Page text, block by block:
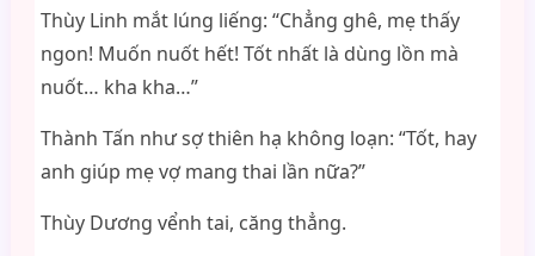
Thùy Linh mắt lúng liếng: “Chẳng ghê, mẹ thấy
ngon! Muốn nuốt hết! Tốt nhất là dùng lồn mà
nuốt… kha kha…”
Thành Tấn như sợ thiên hạ không loạn: “Tốt, hay
anh giúp mẹ vợ mang thai lần nữa?”
Thùy Dương vểnh tai, căng thẳng.